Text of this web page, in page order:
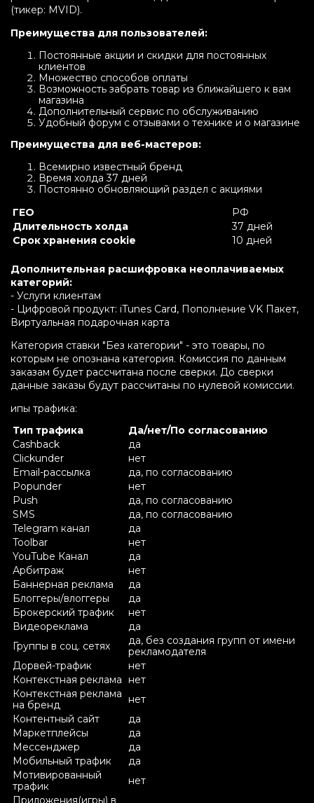
(тикер: MVID).
Преимущества для пользователей:
Постоянные акции и скидки для постоянных
клиентов
Множество способов оплаты
Возможность забрать товар из ближайшего к вам
магазина
Дополнительный сервис по обслуживанию
Удобный форум с отзывами о технике и о магазине
Преимущества для веб-мастеров:
Всемирно известный бренд
Время холда 37 дней
Постоянно обновляющий раздел с акциями
ГЕО
РФ
Длительность холда
37 дней
Срок хранения cookie
10 дней
Дополнительная расшифровка неоплачиваемых
категорий:
- Услуги клиентам
- Цифровой продукт: iTunes Card, Пополнение VK Пакет,
Виртуальная подарочная карта
Категория ставки "Без категории" - это товары, по
которым не опознана категория. Комиссия по данным
заказам будет рассчитана после сверки. До сверки
данные заказы будут рассчитаны по нулевой комиссии.
ипы трафика:
Тип трафика
Да/нет/По согласованию
Cashback
да
Clickunder
нет
Email-рассылка
да, по согласованию
Popunder
нет
Push
да, по согласованию
SMS
да, по согласованию
Telegram канал
да
Toolbar
нет
YouTube Канал
да
Арбитраж
нет
Баннерная реклама
да
Блоггеры/влоггеры
да
Брокерский трафик
нет
Видеореклама
да
Группы в соц. сетях
да, без создания групп от имени
рекламодателя
Дорвей-трафик
нет
Контекстная реклама нет
Контекстная реклама
на бренд
нет
Контентный сайт
да
Маркетплейсы
да
Мессенджер
да
Мобильный трафик
да
Мотивированный
трафик
нет
Приложения(игры) в